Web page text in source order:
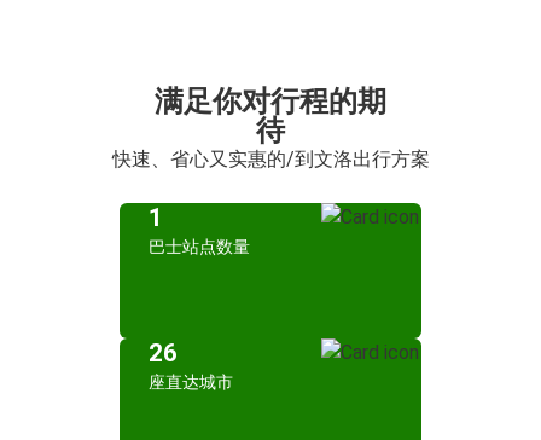
满足你对行程的期
待
快速、省心又实惠的/到文洛出行方案
1
巴士站点数量
26
座直达城市